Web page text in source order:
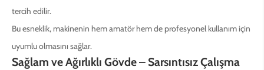
tercih edilir.
Bu esneklik, makinenin hem amatör hem de profesyonel kullanım için
uyumlu olmasını sağlar.
Sağlam ve Ağırlıklı Gövde – Sarsıntısız Çalışma